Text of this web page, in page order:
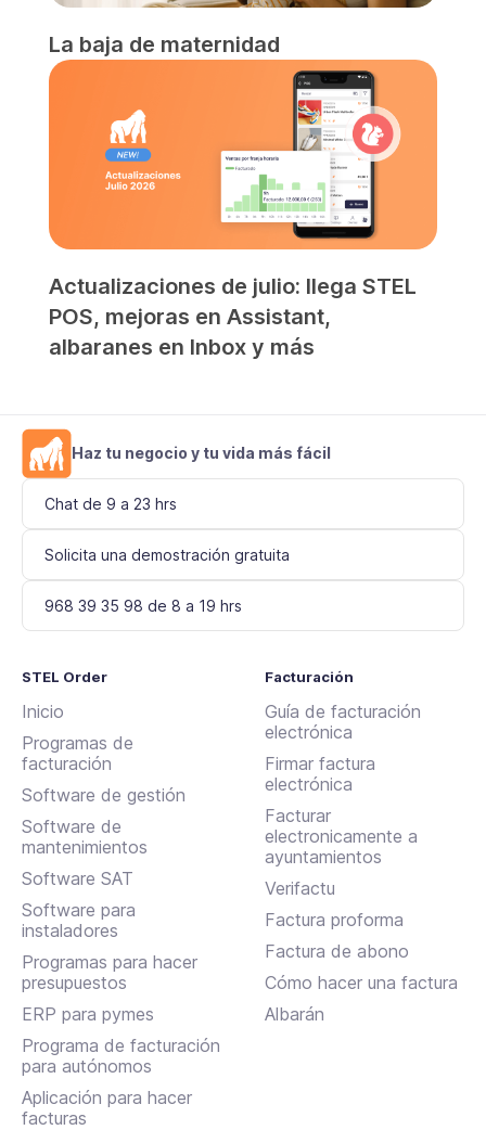
La baja de maternidad
Actualizaciones de julio: llega STEL
POS, mejoras en Assistant,
albaranes en Inbox y más
Haz tu negocio y tu vida más fácil
Chat de 9 a 23 hrs
Solicita una demostración gratuita
968 39 35 98 de 8 a 19 hrs
STEL Order
Inicio
Programas de
facturación
Software de gestión
Software de
mantenimientos
Software SAT
Software para
instaladores
Programas para hacer
presupuestos
ERP para pymes
Programa de facturación
para autónomos
Aplicación para hacer
facturas
Facturación
Guía de facturación
electrónica
Firmar factura
electrónica
Facturar
electronicamente a
ayuntamientos
Verifactu
Factura proforma
Factura de abono
Cómo hacer una factura
Albarán